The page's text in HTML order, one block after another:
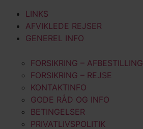
LINKS
AFVIKLEDE REJSER
GENEREL INFO
FORSIKRING – AFBESTILLING
FORSIKRING – REJSE
KONTAKTINFO
GODE RÅD OG INFO
BETINGELSER
PRIVATLIVSPOLITIK